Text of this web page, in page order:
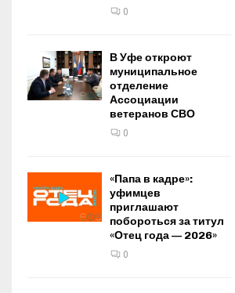
0
В Уфе откроют
муниципальное
отделение
Ассоциации
ветеранов СВО
0
«Папа в кадре»:
уфимцев
приглашают
побороться за титул
«Отец года — 2026»
0